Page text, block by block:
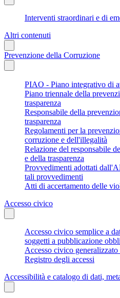
Interventi straordinari e di
Altri contenuti
Prevenzione della Corruzione
PIAO - Piano integrativo di
Piano triennale della
trasparenza
Responsabile della
trasparenza
Regolamenti per la
corruzione e dell'illegalità
Relazione del responsabile
e della trasparenza
Provvedimenti adottati
tali provvedimenti
Atti di accertamento delle
Accesso civico
Accesso civico semplice a
soggetti a pubblicazione
Accesso civico
Registro degli accessi
Accessibilità e catalogo di dati,